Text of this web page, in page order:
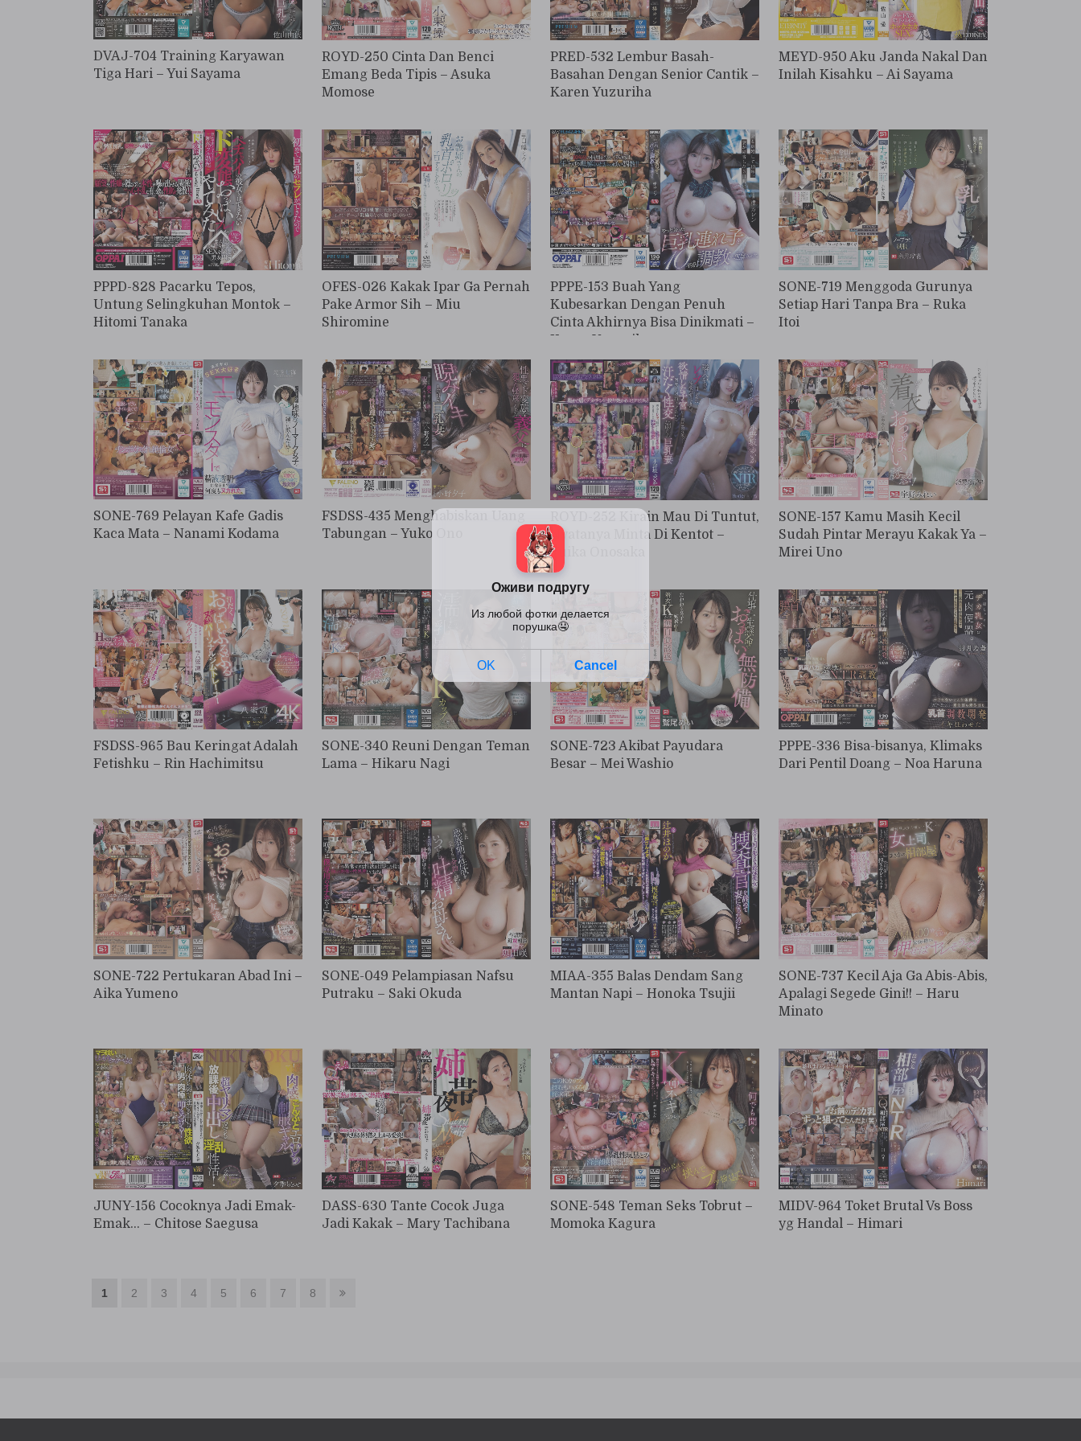
DVAJ-704 Training Karyawan
Tiga Hari – Yui Sayama
ROYD-250 Cinta Dan Benci
Emang Beda Tipis – Asuka
Momose
PRED-532 Lembur Basah-
Basahan Dengan Senior Cantik –
Karen Yuzuriha
MEYD-950 Aku Janda Nakal Dan
Inilah Kisahku – Ai Sayama
PPPD-828 Pacarku Tepos,
Untung Selingkuhan Montok –
Hitomi Tanaka
OFES-026 Kakak Ipar Ga Pernah
Pake Armor Sih – Miu
Shiromine
PPPE-153 Buah Yang
Kubesarkan Dengan Penuh
Cinta Akhirnya Bisa Dinikmati –
Karen Yuzuriha
SONE-719 Menggoda Gurunya
Setiap Hari Tanpa Bra – Ruka
Itoi
SONE-769 Pelayan Kafe Gadis
Kaca Mata – Nanami Kodama
FSDSS-435 Menghabiskan Uang
Tabungan – Yuko Ono
ROYD-252 Kirain Mau Di Tuntut,
Nyatanya Minta Di Kentot –
Yuika Onosaka
SONE-157 Kamu Masih Kecil
Sudah Pintar Merayu Kakak Ya –
Mirei Uno
FSDSS-965 Bau Keringat Adalah
Fetishku – Rin Hachimitsu
SONE-340 Reuni Dengan Teman
Lama – Hikaru Nagi
SONE-723 Akibat Payudara
Besar – Mei Washio
PPPE-336 Bisa-bisanya, Klimaks
Dari Pentil Doang – Noa Haruna
SONE-722 Pertukaran Abad Ini –
Aika Yumeno
SONE-049 Pelampiasan Nafsu
Putraku – Saki Okuda
MIAA-355 Balas Dendam Sang
Mantan Napi – Honoka Tsujii
SONE-737 Kecil Aja Ga Abis-Abis,
Apalagi Segede Gini!! – Haru
Minato
JUNY-156 Cocoknya Jadi Emak-
Emak… – Chitose Saegusa
DASS-630 Tante Cocok Juga
Jadi Kakak – Mary Tachibana
SONE-548 Teman Seks Tobrut –
Momoka Kagura
MIDV-964 Toket Brutal Vs Boss
yg Handal – Himari
1 2 3 4 5 6 7 8